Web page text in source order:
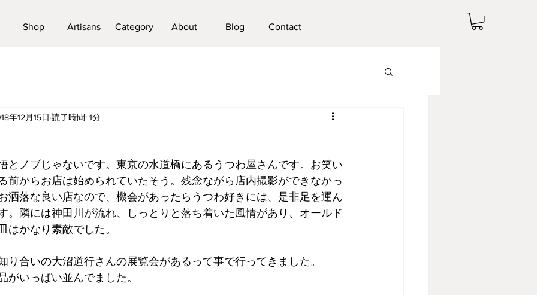
Shop Artisans Category About Blog Contact
年12月15日 読了時間: 1分
とノブじゃないです。東京の水道橋にあるうつわ屋さんです。お笑い
前からお店は始められていたそう。残念ながら店内撮影ができなかっ
洒落な良い店なので、機会があったらうつわ好きには、是非足を運ん
。隣には神田川が流れ、しっとりと落ち着いた風情があり、オールド
はかなり素敵でした。
り合いの大沼道行さんの展覧会があるって事で行ってきました。
がいっぱい並んでました。